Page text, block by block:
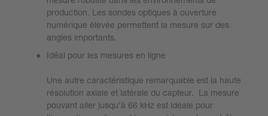
production. Les sondes optiques à ouverture
numérique élevée permettent la mesure sur des
angles importants.
Idéal pour les mesures en ligne
Une autre caractéristique remarquable est la haute
résolution axiale et latérale du capteur. La mesure
pouvant aller jusqu’à 66 kHz est idéale pour